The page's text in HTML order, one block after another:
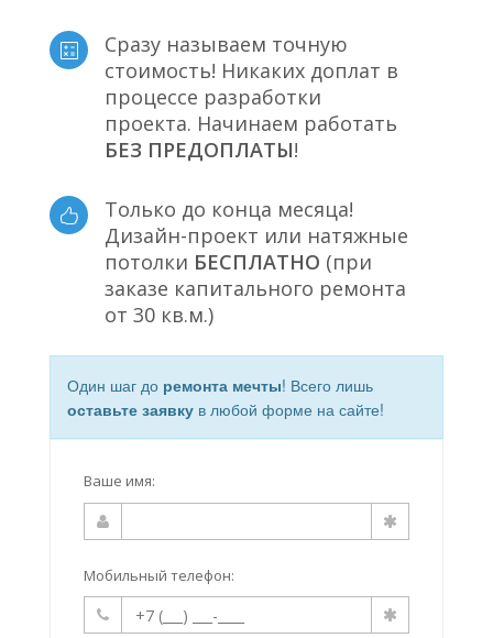
Сразу называем точную
стоимость! Никаких доплат в
процессе разработки
проекта. Начинаем работать
БЕЗ ПРЕДОПЛАТЫ!
Только до конца месяца!
Дизайн-проект или натяжные
потолки БЕСПЛАТНО (при
заказе капитального ремонта
от 30 кв.м.)
Один шаг до ремонта мечты! Всего лишь
оставьте заявку в любой форме на сайте!
Ваше имя:
Мобильный телефон: